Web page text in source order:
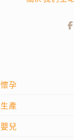
懷孕
生產
嬰兒